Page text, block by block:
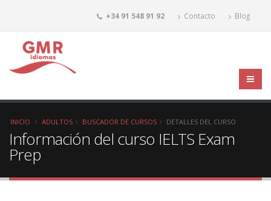
+34 91 548 91 92 Contacto Blog
INICIO ADULTOS BUSCADOR DE CURSOS DETALLES DEL CURSO
Información del curso IELTS Exam
Prep